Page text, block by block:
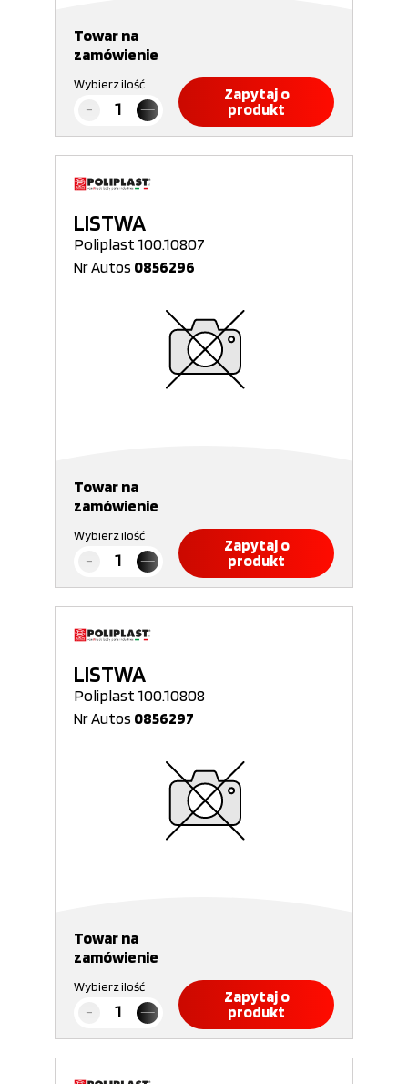
Towar na
zamówienie
Wybierz ilość
Zapytaj o
produkt
LISTWA
Poliplast 100.10807
Nr Autos 0856296
Towar na
zamówienie
Wybierz ilość
Zapytaj o
produkt
LISTWA
Poliplast 100.10808
Nr Autos 0856297
Towar na
zamówienie
Wybierz ilość
Zapytaj o
produkt